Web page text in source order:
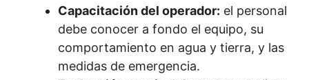
Capacitación del operador: el personal
debe conocer a fondo el equipo, su
comportamiento en agua y tierra, y las
medidas de emergencia.